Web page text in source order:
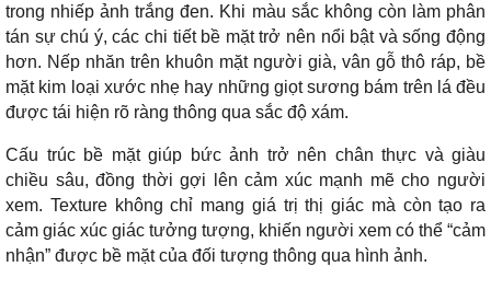
trong nhiếp ảnh trắng đen. Khi màu sắc không còn làm phân
tán sự chú ý, các chi tiết bề mặt trở nên nổi bật và sống động
hơn. Nếp nhăn trên khuôn mặt người già, vân gỗ thô ráp, bề
mặt kim loại xước nhẹ hay những giọt sương bám trên lá đều
được tái hiện rõ ràng thông qua sắc độ xám.
Cấu trúc bề mặt giúp bức ảnh trở nên chân thực và giàu
chiều sâu, đồng thời gợi lên cảm xúc mạnh mẽ cho người
xem. Texture không chỉ mang giá trị thị giác mà còn tạo ra
cảm giác xúc giác tưởng tượng, khiến người xem có thể “cảm
nhận” được bề mặt của đối tượng thông qua hình ảnh.